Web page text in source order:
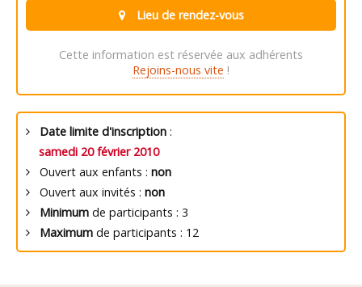
Lieu de rendez-vous
Cette information est réservée aux adhérents
Rejoins-nous vite !
Date limite d'inscription :
samedi 20 février 2010
Ouvert aux enfants : non
Ouvert aux invités : non
Minimum de participants : 3
Maximum de participants : 12